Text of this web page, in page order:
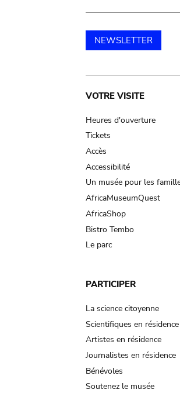
NEWSLETTER
Main
navigation
VOTRE VISITE
Heures d'ouverture
Tickets
Accès
Accessibilité
Un musée pour les
AfricaMuseumQuest
AfricaShop
Bistro Tembo
Le parc
PARTICIPER
La science citoyenne
Scientifiques en résidence
Artistes en résidence
Journalistes en résidence
Bénévoles
Soutenez le musée